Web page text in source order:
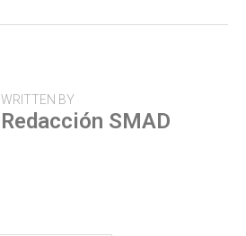
WRITTEN BY
Redacción SMAD